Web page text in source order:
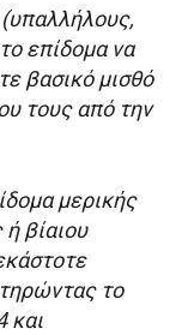
επίδομα να
βασικό μισθό
τους από την
μερικής
βίαιου
το
και